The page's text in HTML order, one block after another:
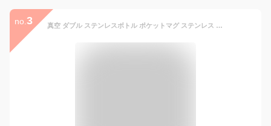
no. 3 真空 ダブル ステンレスボトル ポケットマグ ステンレス スリムボトル 250ml 極細スリム 超軽量 通勤 オフィス ミニボトル 直飲み 水筒 保温保冷 飲みきり おしゃれ 白湯用